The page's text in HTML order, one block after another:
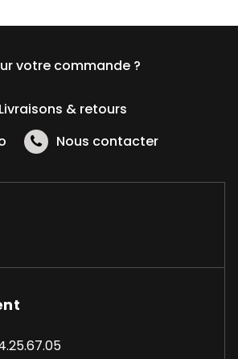
votre commande ?
Livraisons & retours
Nous contacter